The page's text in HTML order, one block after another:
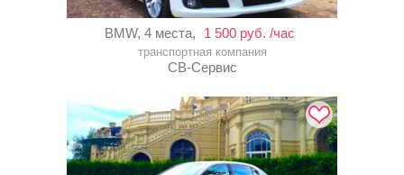
BMW, 4 места, 1 500 руб. /час
транспортная компания
СВ-Сервис